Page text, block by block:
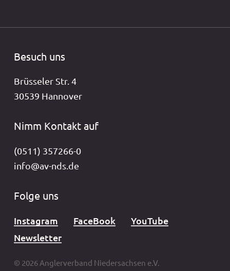
Besuch uns
Brüsseler Str. 4
30539 Hannover
Nimm Kontakt auf
(0511) 357266-0
info@av-nds.de
Folge uns
Instagram FaceBook
YouTube
Newsletter
© 2026 Anglerverband Niedersachsen e.V.